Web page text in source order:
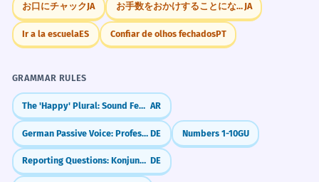
お口にチャックJA お手数をおかけすることになりますが JA
Ir a la escuelaES Confiar de olhos fechadosPT
GRAMMAR RULES
The 'Happy' Plural: Sound Feminine (-aat) AR
German Passive Voice: Professional Writing (Passiv) DE Numbers 1-10GU
Reporting Questions: Konjunktiv I DE